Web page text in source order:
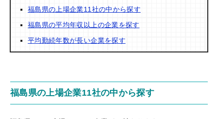
福島県の上場企業11社の中から探す
福島県の平均年収以上の企業を探す
平均勤続年数が長い企業を探す
福島県の上場企業11社の中から探す